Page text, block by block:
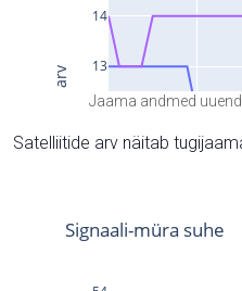
Jaama andmed
Satelliitide arv näitab